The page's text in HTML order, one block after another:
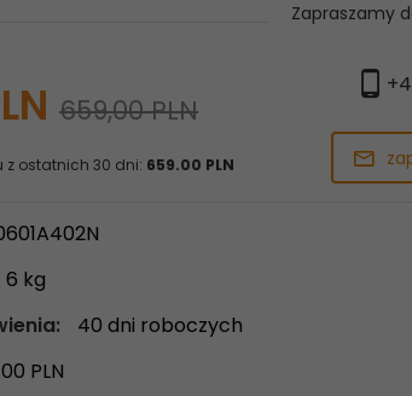
659,00 PLN
z ostatnich 30 dni: 659.00 PLN
Zapraszamy
6 kg
40 dni roboczych
PLN